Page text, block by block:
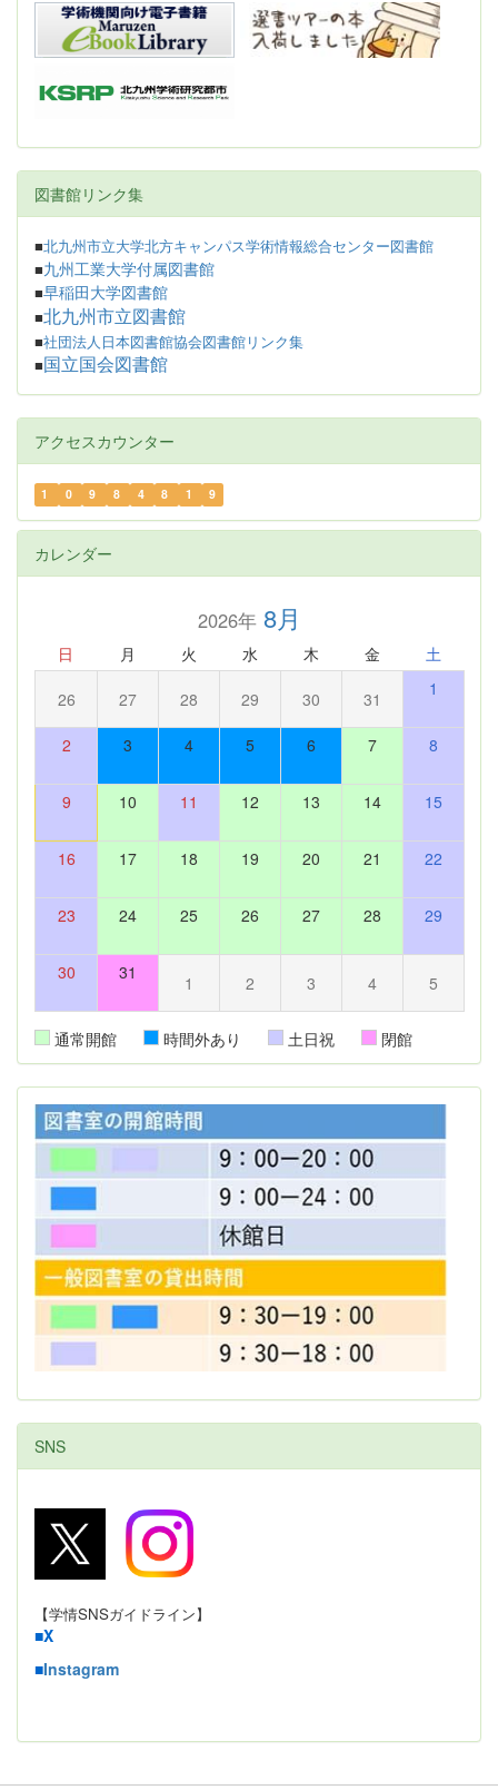
図書館リンク集
■北九州市立大学北方キャンパス学術情報総合センター図書館
■九州工業大学付属図書館
■早稲田大学図書館
■北九州市立図書館
■社団法人日本図書館協会図書館リンク集
■ 国立国会図書館
アクセスカウンター
1 0 9 8 4 8 1 9
カレンダー
2026年8月
日 月 火 水 木 金 土
26 27 28 29 30 31 1
2 3 4 5 6 7 8
9 10 11 12 13 14 15
16 17 18 19 20 21 22
23 24 25 26 27 28 29
30 31 1 2 3 4 5
通常開館 時間外あり 土日祝 閉館
SNS
【学情SNSガイドライン】
■X
■Instagram